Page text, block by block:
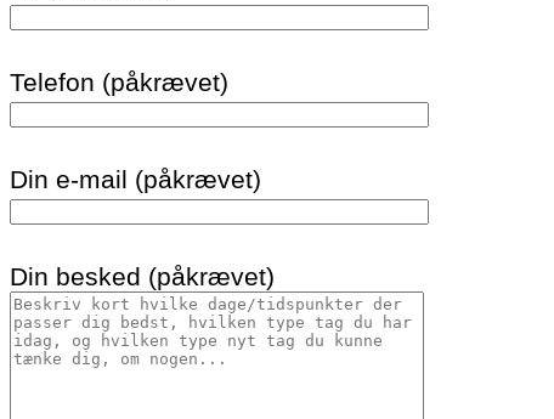
Telefon (påkrævet)
Din e-mail (påkrævet)
Din besked (påkrævet)